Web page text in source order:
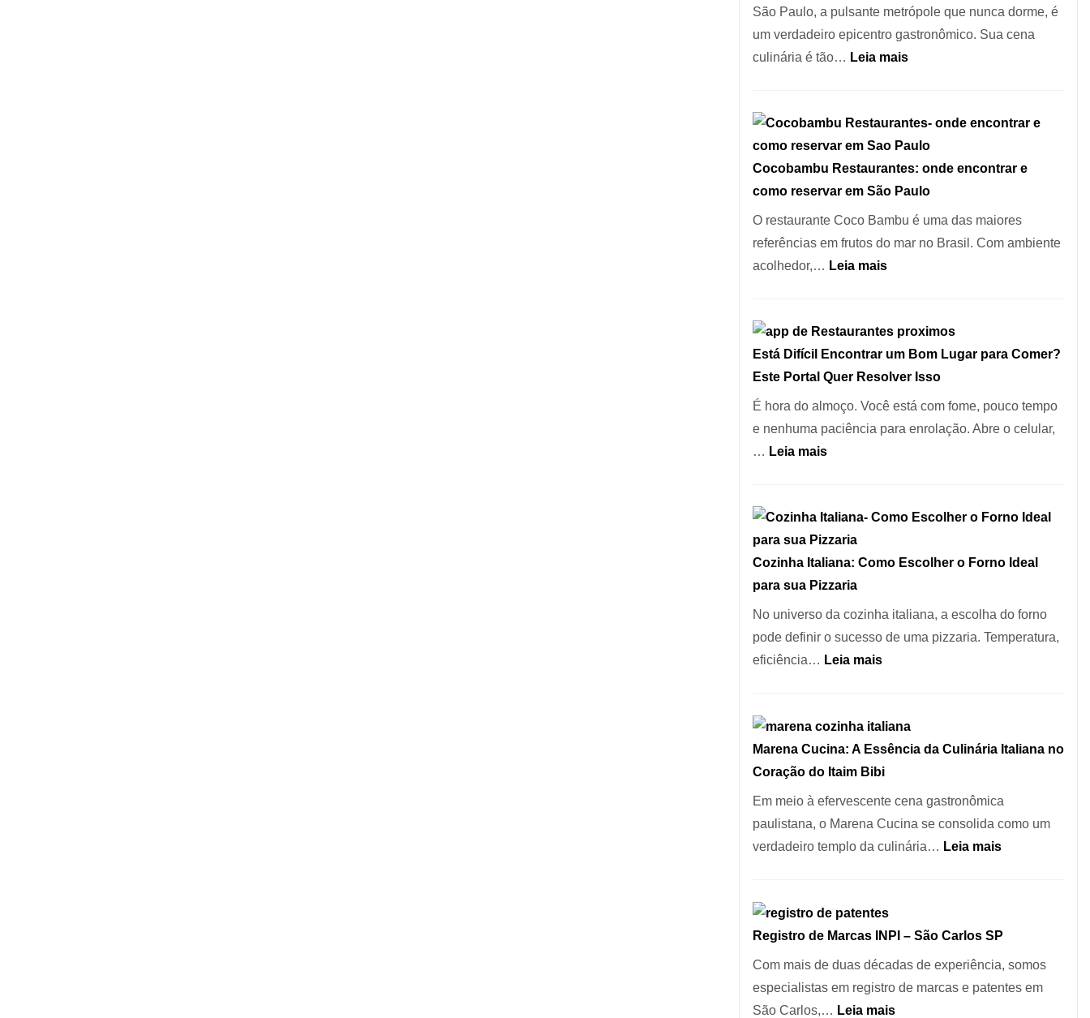
pizza
artesanal
no
lenha
na
Vila
da
São Paulo, a pulsante metrópole que nunca dorme, é
um verdadeiro epicentro gastronômico. Sua cena
culinária é tão… Leia mais:
Melhores
Restaurantes
em
São
Paulo:
Um
a
Alta
Gastronomia
Cocobambu Restaurantes: onde encontrar e
como reservar em São Paulo
O restaurante Coco Bambu é uma das maiores
referências em frutos do mar no Brasil. Com ambiente
acolhedor,… Leia mais:
onde
encontrar
e
como
reservar
Está Difícil Encontrar um Bom Lugar para Comer?
Este Portal Quer Resolver Isso
É hora do almoço. Você está com fome, pouco tempo
e nenhuma paciência para enrolação. Abre o celular,
… Leia mais:
Encontrar
um
Bom
Lugar
para
Comer?
Este
Resolver
Isso
Cozinha Italiana: Como Escolher o Forno Ideal
para sua Pizzaria
No universo da cozinha italiana, a escolha do forno
pode definir o sucesso de uma pizzaria. Temperatura,
eficiência… Leia mais:
Como
Escolher
o
Forno
Ideal
para
Marena Cucina: A Essência da Culinária Italiana no
Coração do Itaim Bibi
Em meio à efervescente cena gastronômica
paulistana, o Marena Cucina se consolida como um
verdadeiro templo da culinária… Leia mais:
Essência
da
Culinária
Registro de Marcas INPI – São Carlos SP
Com mais de duas décadas de experiência, somos
especialistas em registro de marcas e patentes em
São Carlos,… Leia mais: